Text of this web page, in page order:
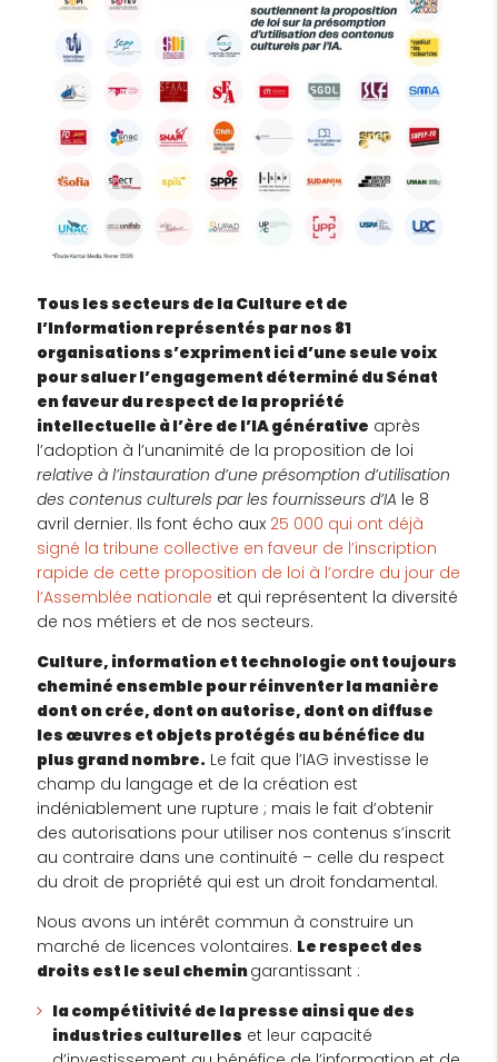
Tous les secteurs de la Culture et de
l’Information représentés par nos 81
organisations s’expriment ici d’une seule voix
pour saluer l’engagement déterminé du Sénat
en faveur du respect de la propriété
intellectuelle à l’ère de l’IA générative après
l’adoption à l’unanimité de la proposition de loi
relative à l’instauration d’une présomption d’utilisation
des contenus culturels par les fournisseurs d’IA le 8
avril dernier. Ils font écho aux 25 000 qui ont déjà
signé la tribune collective en faveur de l’inscription
rapide de cette proposition de loi à l’ordre du jour de
l’Assemblée nationale et qui représentent la diversité
de nos métiers et de nos secteurs.
Culture, information et technologie ont toujours
cheminé ensemble pour réinventer la manière
dont on crée, dont on autorise, dont on diffuse
les œuvres et objets protégés au bénéfice du
plus grand nombre. Le fait que l’IAG investisse le
champ du langage et de la création est
indéniablement une rupture ; mais le fait d’obtenir
des autorisations pour utiliser nos contenus s’inscrit
au contraire dans une continuité – celle du respect
du droit de propriété qui est un droit fondamental.
Nous avons un intérêt commun à construire un
marché de licences volontaires. Le respect des
droits est le seul chemingarantissant :
la compétitivité de la presse ainsi que des
industries culturelles et leur capacité